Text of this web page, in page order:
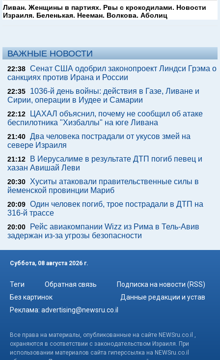
Ливан. Женщины в партиях. Рвы с крокодилами. Новости
Израиля. Беленькая. Нееман. Волкова. Аболиц
ВАЖНЫЕ НОВОСТИ
22:38 Сенат США одобрил законопроект Линдси Грэма о
санкциях против Ирана и России
22:35
1036-й день войны: действия в Газе, Ливане и
Сирии, операции в Иудее и Самарии
22:12
ЦАХАЛ объяснил, почему не сообщил об атаке
беспилотника "Хизбаллы" на юге Ливана
21:40 Два человека пострадали от укусов змей на
севере Израиля
21:12
В Иерусалиме в результате ДТП погиб певец и
хазан Авишай Леви
20:30 Хуситы атаковали правительственные силы в
йеменской провинции Мариб
20:09 Один человек погиб, трое пострадали в ДТП на
316-й трассе
20:00
Рейс авиакомпании Wizz из Рима в Тель-Авив
задержан из-за угрозы безопасности
Суббота, 08 августа 2026 г.
Теги Обратная связь
Подписка на новости (RSS)
Без картинок
Данные редакции и устав
Реклама: advertising@newsru.co.il
Все права на материалы, опубликованные на сайте NEWSru.co.il ,
охраняются в соответствии с законодательством Израиля. При
использовании материалов сайта гиперссылка на NEWSru.co.il